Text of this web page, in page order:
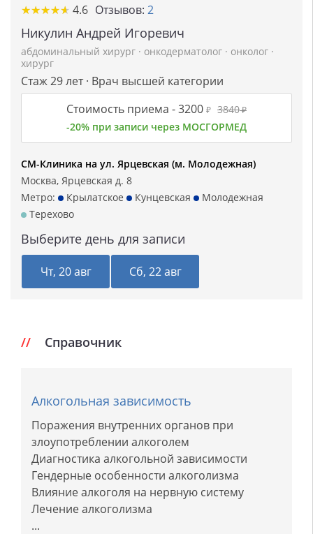
★★★★★
★★★★★ 4.6 Отзывов: 2
Никулин Андрей Игоревич
абдоминальный хирург · онкодерматолог · онколог ·
хирург
Стаж 29 лет · Врач высшей категории
Стоимость приема -3200 ₽ 3840₽
-20% при записи через МОСГОРМЕД
СМ-Клиника на ул. Ярцевская (м. Молодежная)
Москва, Ярцевская д. 8
Метро:
Крылатское Кунцевская
Молодежная
Терехово
Выберите день для записи
Чт, 20 авг Сб, 22 авг
Справочник
Алкогольная зависимость
Поражения внутренних органов при
злоупотреблении алкоголем
Диагностика алкогольной зависимости
Гендерные особенности алкоголизма
Влияние алкоголя на нервную систему
Лечение алкоголизма
...